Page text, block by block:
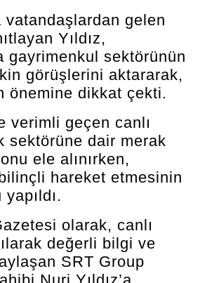
vatandaşlardan gelen
Yıldız,
gayrimenkul sektörünün
görüşlerini aktararak,
önemine dikkat çekti.
verimli geçen canlı
sektörüne dair merak
ele alınırken,
hareket etmesinin
olarak, canlı
değerli bilgi ve
SRT Group